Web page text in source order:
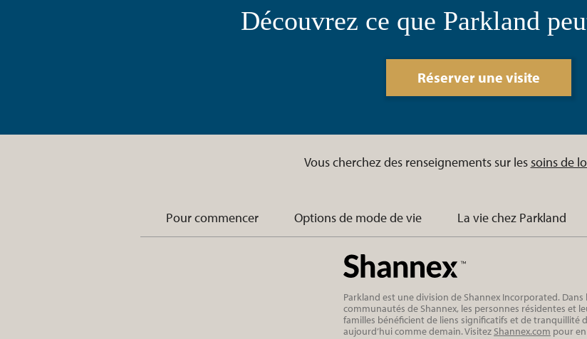
Découvrez ce que Parkland
Réserver une visite
Vous cherchez des renseignements sur les soins de
Pour commencer Options de mode de vie La vie chez Parkland
Parkland est une division de Shannex Incorporated. Dans
communautés de Shannex, les personnes résidentes et
familles bénéficient de liens significatifs et de tranquillité
aujourd’hui comme demain. Visitez Shannex.com pour